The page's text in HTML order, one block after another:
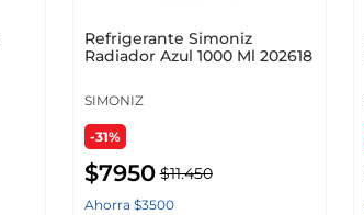
Refrigerante Simoniz
Radiador Azul 1000 Ml 202618
SIMONIZ
-31%
$7950 $11.450
Ahorra $3500